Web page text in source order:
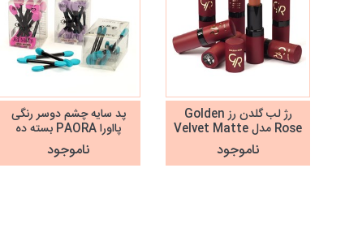
رژ لب گلدن رز Golden
Rose مدل Velvet Matte
ناموجود
پد سایه چشم دوسر رنگی
پااورا PAORA بسته ده
عددی
ناموجود